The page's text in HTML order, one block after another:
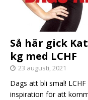
Så här gick
kg med LCHF
23 augusti, 2021
Dags att bli smal!
inspiration för att